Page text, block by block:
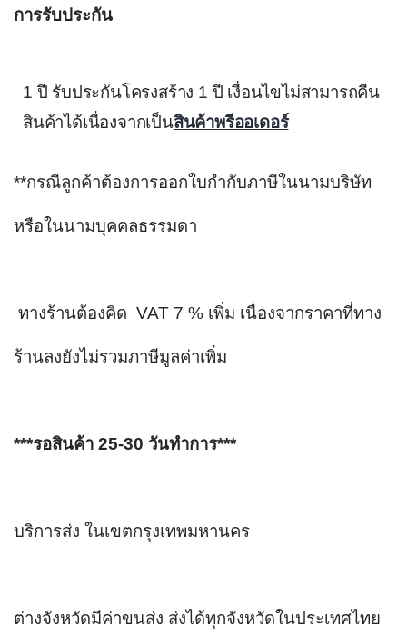
การรับประกัน
1 ปี รับประกันโครงสร้าง 1 ปี เงื่อนไขไม่สามารถคืน
สินค้าได้เนื่องจากเป็นสินค้าพรีออเดอร์
**กรณีลูกค้าต้องการออกใบกำกับภาษีในนามบริษัท
หรือในนามบุคคลธรรมดา
ทางร้านต้องคิด  VAT 7 % เพิ่ม เนื่องจากราคาที่ทาง
ร้านลงยังไม่รวมภาษีมูลค่าเพิ่ม
***รอสินค้า 25-30 วันทำการ***
บริการส่ง ในเขตกรุงเทพมหานคร
ต่างจังหวัดมีค่าขนส่ง ส่งได้ทุกจังหวัดในประเทศไทย